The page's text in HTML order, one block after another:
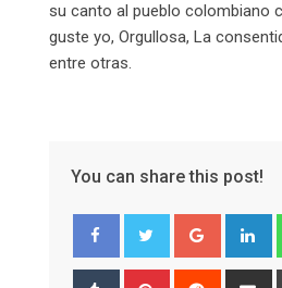
su canto al pueblo colombiano
guste yo, Orgullosa, La
entre otras.
You can share this post!
Google+
Tumblr Pinterest Reddit